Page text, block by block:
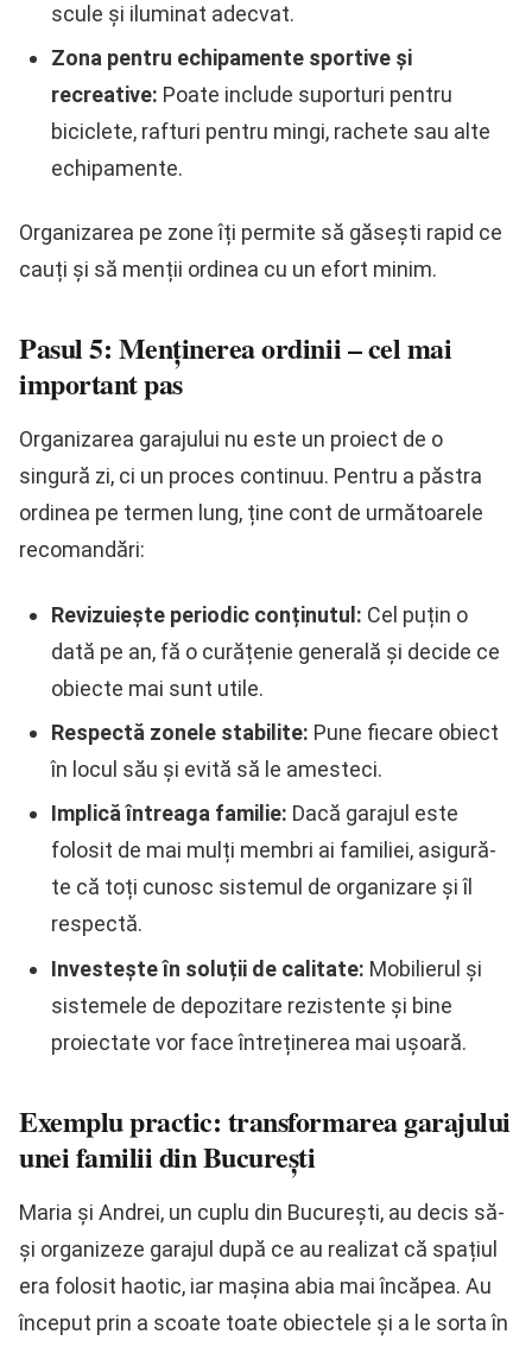
scule și iluminat adecvat.
Zona pentru echipamente sportive și
recreative: Poate include suporturi pentru
biciclete, rafturi pentru mingi, rachete sau alte
echipamente.
Organizarea pe zone îți permite să găsești rapid ce
cauți și să menții ordinea cu un efort minim.
Pasul 5: Menținerea ordinii – cel mai
important pas
Organizarea garajului nu este un proiect de o
singură zi, ci un proces continuu. Pentru a păstra
ordinea pe termen lung, ține cont de următoarele
recomandări:
Revizuiește periodic conținutul: Cel puțin o
dată pe an, fă o curățenie generală și decide ce
obiecte mai sunt utile.
Respectă zonele stabilite: Pune fiecare obiect
în locul său și evită să le amesteci.
Implică întreaga familie: Dacă garajul este
folosit de mai mulți membri ai familiei, asigură-
te că toți cunosc sistemul de organizare și îl
respectă.
Investește în soluții de calitate: Mobilierul și
sistemele de depozitare rezistente și bine
proiectate vor face întreținerea mai ușoară.
Exemplu practic: transformarea garajului
unei familii din București
Maria și Andrei, un cuplu din București, au decis să-
și organizeze garajul după ce au realizat că spațiul
era folosit haotic, iar mașina abia mai încăpea. Au
început prin a scoate toate obiectele și a le sorta în